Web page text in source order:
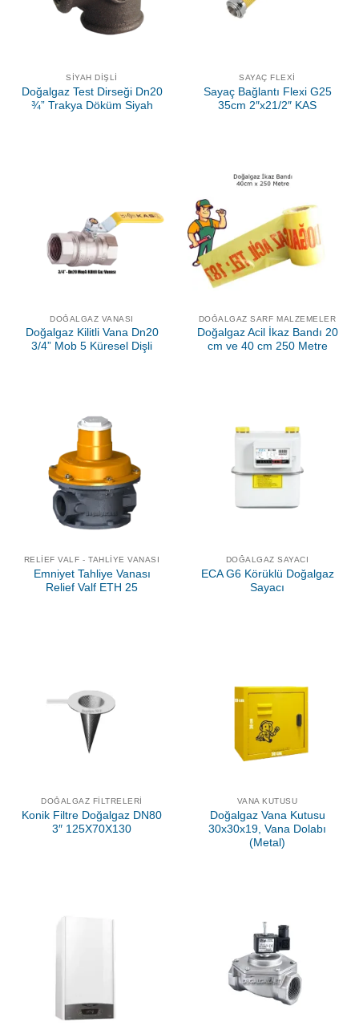
SIYAH DIŞLI
Doğalgaz Test Dirseği Dn20
¾” Trakya Döküm Siyah
SAYAÇ FLEXI
Sayaç Bağlantı Flexi G25
35cm 2″x21/2″ KAS
DOĞALGAZ VANASI
Doğalgaz Kilitli Vana Dn20
3/4” Mob 5 Küresel Dişli
DOĞALGAZ SARF MALZEMELER
Doğalgaz Acil İkaz Bandı 20
cm ve 40 cm 250 Metre
RELIEF VALF - TAHLIYE VANASI
Emniyet Tahliye Vanası
Relief Valf ETH 25
DOĞALGAZ SAYACI
ECA G6 Körüklü Doğalgaz
Sayacı
DOĞALGAZ FILTRELERI
Konik Filtre Doğalgaz DN80
3″ 125X70X130
VANA KUTUSU
Doğalgaz Vana Kutusu
30x30x19, Vana Dolabı
(Metal)